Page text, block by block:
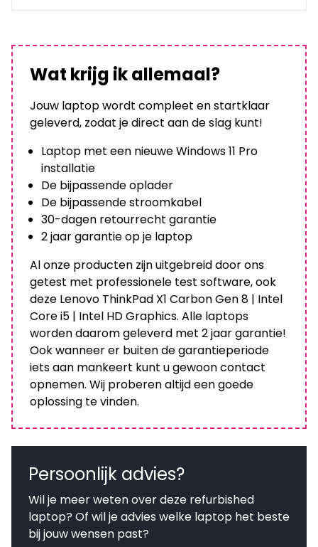
Wat krijg ik allemaal?
Jouw laptop wordt compleet en startklaar
geleverd, zodat je direct aan de slag kunt!
Laptop met een nieuwe Windows 11 Pro
installatie
De bijpassende oplader
De bijpassende stroomkabel
30-dagen retourrecht garantie
2 jaar garantie op je laptop
Al onze producten zijn uitgebreid door ons
getest met professionele test software, ook
deze Lenovo ThinkPad X1 Carbon Gen 8 | Intel
Core i5 | Intel HD Graphics. Alle laptops
worden daarom geleverd met 2 jaar garantie!
Ook wanneer er buiten de garantieperiode
iets aan mankeert kunt u gewoon contact
opnemen. Wij proberen altijd een goede
oplossing te vinden.
Persoonlijk advies?
Wil je meer weten over deze refurbished
laptop? Of wil je advies welke laptop het beste
bij jouw wensen past?